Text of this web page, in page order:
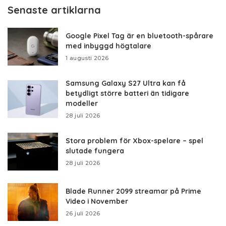
Senaste artiklarna
Google Pixel Tag är en bluetooth-spårare
med inbyggd högtalare
1 augusti 2026
Samsung Galaxy S27 Ultra kan få
betydligt större batteri än tidigare
modeller
28 juli 2026
Stora problem för Xbox-spelare – spel
slutade fungera
28 juli 2026
Blade Runner 2099 streamar på Prime
Video i November
26 juli 2026